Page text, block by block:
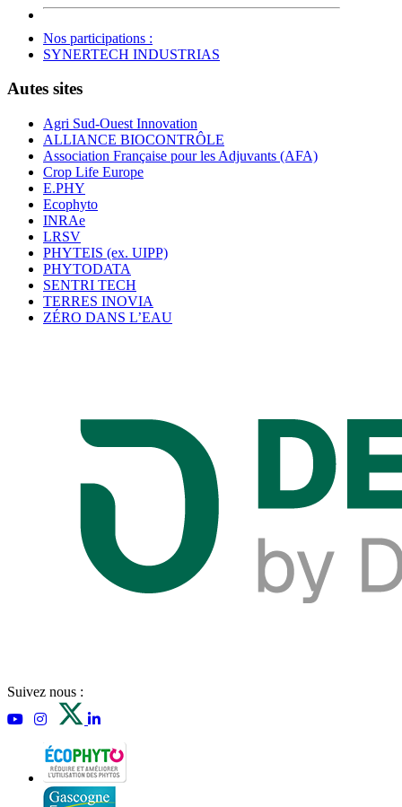
Nos participations :
SYNERTECH INDUSTRIAS
Autes sites
Agri Sud-Ouest Innovation
ALLIANCE BIOCONTRÔLE
Association Française pour les Adjuvants (AFA)
Crop Life Europe
E.PHY
Ecophyto
INRAe
LRSV
PHYTEIS (ex. UIPP)
PHYTODATA
SENTRI TECH
TERRES INOVIA
ZÉRO DANS L’EAU
Suivez nous :